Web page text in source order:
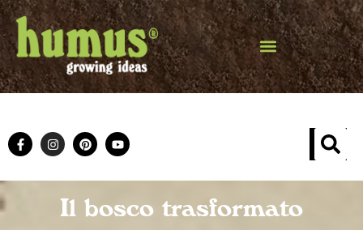
Il bosco trasformato